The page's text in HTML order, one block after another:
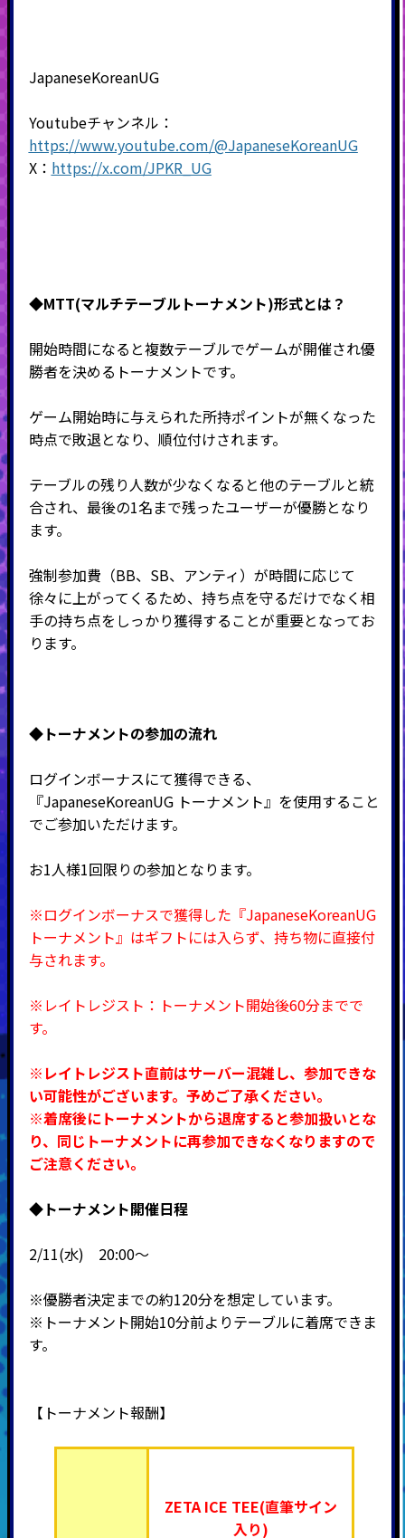
JapaneseKoreanUG
Youtubeチャンネル：
https://www.youtube.com/@JapaneseKoreanUG
X： https://x.com/JPKR_UG
◆MTT(マルチテーブルトーナメント)形式とは？
開始時間になると複数テーブルでゲームが開催され優
勝者を決めるトーナメントです。
ゲーム開始時に与えられた所持ポイントが無くなった
時点で敗退となり、順位付けされます。
テーブルの残り人数が少なくなると他のテーブルと統
合され、最後の1名まで残ったユーザーが優勝となり
ます。
強制参加費（BB、SB、アンティ）が時間に応じて
徐々に上がってくるため、持ち点を守るだけでなく相
手の持ち点をしっかり獲得することが重要となってお
ります。
◆トーナメントの参加の流れ
ログインボーナスにて獲得できる、
『JapaneseKoreanUG トーナメント』を使用すること
でご参加いただけます。
お1人様1回限りの参加となります。
※ログインボーナスで獲得した『JapaneseKoreanUG
トーナメント』はギフトには入らず、持ち物に直接付
与されます。
※レイトレジスト：トーナメント開始後60分までで
す。
※レイトレジスト直前はサーバー混雑し、参加できな
い可能性がございます。予めご了承ください。
※着席後にトーナメントから退席すると参加扱いとな
り、同じトーナメントに再参加できなくなりますので
ご注意ください。
◆トーナメント開催日程
2/11(水) 20:00～
※優勝者決定までの約120分を想定しています。
※トーナメント開始10分前よりテーブルに着席できま
す。
【トーナメント報酬】
ZETA ICE TEE(直筆サイン
入り)